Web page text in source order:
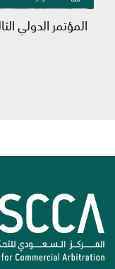
المؤتمر الدولي